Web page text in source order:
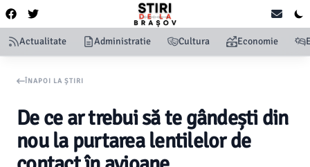
Actualitate Administratie Cultura Economie
ÎNAPOI LA ȘTIRI
De ce ar trebui să te gândești din
nou la purtarea lentilelor de